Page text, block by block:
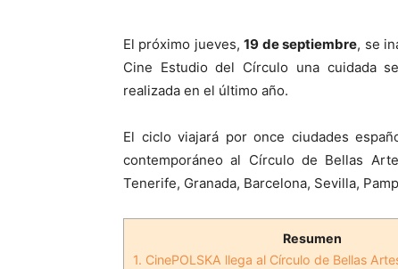
El próximo jueves,19 de septiembre, se
Cine Estudio del Círculo una cuidada
realizada en el último año.
El ciclo viajará por once ciudades
contemporáneo al Círculo de Bellas
Tenerife, Granada, Barcelona, Sevilla,
Resumen
1. CinePOLSKA llega al Círculo de Bellas